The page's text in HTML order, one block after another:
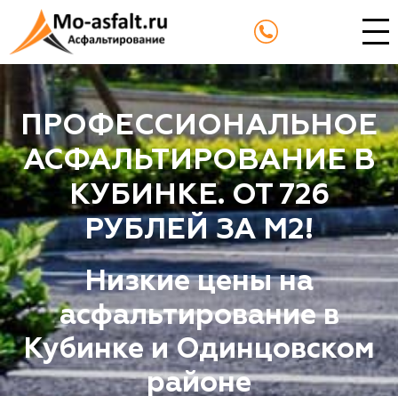
ПРОФЕССИОНАЛЬНОЕ
АСФАЛЬТИРОВАНИЕ В
КУБИНКЕ. ОТ 726
РУБЛЕЙ ЗА М2!
Низкие цены на
асфальтирование в
Кубинке и Одинцовском
районе